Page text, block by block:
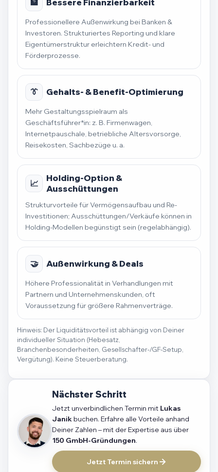
🏦 Bessere Finanzierbarkeit
Professionellere Außenwirkung bei Banken &
Investoren. Strukturiertes Reporting und klare
Eigentümerstruktur erleichtern Kredit- und
Förderprozesse.
👔 Gehalts- & Benefit-Optimierung
Mehr Gestaltungsspielraum als
Geschäftsführer*in: z. B. Firmenwagen,
Internetpauschale, betriebliche Altersvorsorge,
Reisekosten, Sachbezüge u. a.
📈
Holding-Option &
Ausschüttungen
Strukturvorteile für Vermögensaufbau und Re-
Investitionen; Ausschüttungen/Verkäufe können in
Holding-Modellen begünstigt sein (regelabhängig).
🤝 Außenwirkung & Deals
Höhere Professionalität in Verhandlungen mit
Partnern und Unternehmenskunden, oft
Voraussetzung für größere Rahmenverträge.
Hinweis: Der Liquiditätsvorteil ist abhängig von Deiner
individueller Situation (Hebesatz,
Branchenbesonderheiten, Gesellschafter-/GF-Setup,
Vergütung). Keine Steuerberatung.
Nächster Schritt
Jetzt unverbindlichen Termin mit Lukas
Janikbuchen. Erfahre alle Vorteile anhand
Deiner Zahlen – mit der Expertise aus über
150 GmbH-Gründungen.
Jetzt Termin sichern